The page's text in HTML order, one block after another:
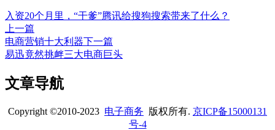
入资20个月里，“干爹”腾讯给搜狗搜索带来了什么？
上一篇
电商营销十大利器下一篇
易迅竟然挑衅三大电商巨头
文章导航
Copyright ©2010-2023 电子商务 版权所有. 京ICP备15000131
号-4